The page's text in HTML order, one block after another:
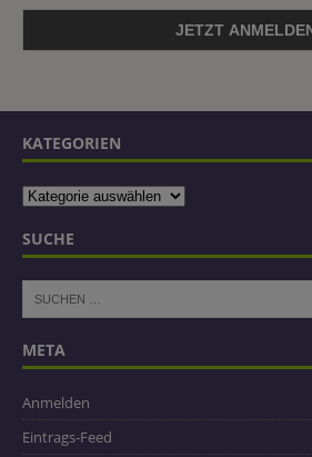
KATEGORIEN
SUCHE
META
Anmelden
Eintrags-Feed